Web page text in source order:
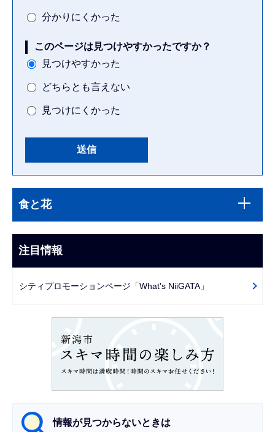
分かりにくかった
このページは見つけやすかったですか？
見つけやすかった
どちらとも言えない
見つけにくかった
文
こ
ま
で
ブ
ビ
ゲ
ー
食と花
注目情報
シティプロモーションページ「What's NiiGATA」
情報が見つからないときは